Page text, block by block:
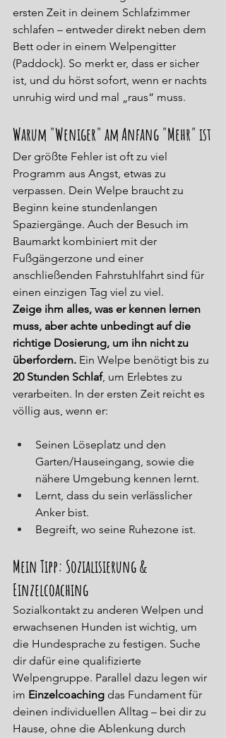
ersten Zeit in deinem Schlafzimmer
schlafen – entweder direkt neben dem
Bett oder in einem Welpengitter
(Paddock). So merkt er, dass er sicher
ist, und du hörst sofort, wenn er nachts
unruhig wird und mal „raus“ muss.
Warum "Weniger" am Anfang "Mehr" ist
Der größte Fehler ist oft zu viel
Programm aus Angst, etwas zu
verpassen. Dein Welpe braucht zu
Beginn keine stundenlangen
Spaziergänge. Auch der Besuch im
Baumarkt kombiniert mit der
Fußgängerzone und einer
anschließenden Fahrstuhlfahrt sind für
einen einzigen Tag viel zu viel.
Zeige ihm alles, was er kennen lernen
muss, aber achte unbedingt auf die
richtige Dosierung, um ihn nicht zu
überfordern. Ein Welpe benötigt bis zu
20 Stunden Schlaf, um Erlebtes zu
verarbeiten. In der ersten Zeit reicht es
völlig aus, wenn er:
Seinen Löseplatz und den
Garten/Hauseingang, sowie die
nähere Umgebung kennen lernt.
Lernt, dass du sein verlässlicher
Anker bist.
Begreift, wo seine Ruhezone ist.
Mein Tipp: Sozialisierung &
Einzelcoaching
Sozialkontakt zu anderen Welpen und
erwachsenen Hunden ist wichtig, um
die Hundesprache zu festigen. Suche
dir dafür eine qualifizierte
Welpengruppe. Parallel dazu legen wir
im Einzelcoaching das Fundament für
deinen individuellen Alltag – bei dir zu
Hause, ohne die Ablenkung durch